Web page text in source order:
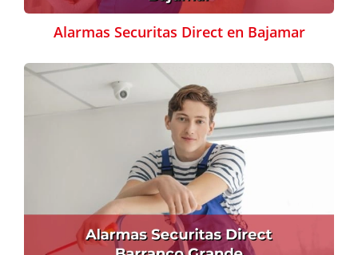
Alarmas Securitas Direct en Bajamar